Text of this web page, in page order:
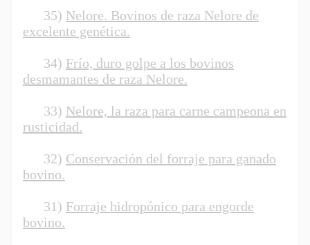
35) Nelore. Bovinos de raza Nelore de
excelente genética.
34) Frío, duro golpe a los bovinos
desmamantes de raza Nelore.
33) Nelore, la raza para carne campeona en
rusticidad.
32) Conservación del forraje para ganado
bovino.
31) Forraje hidropónico para engorde
bovino.